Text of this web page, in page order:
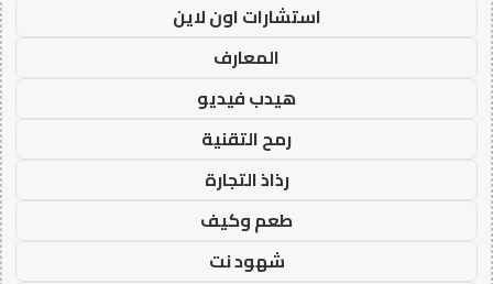
استشارات اون لاين
المعارف
هيدب فيديو
رمح التقنية
رذاذ التجارة
طعم وكيف
شهود نت